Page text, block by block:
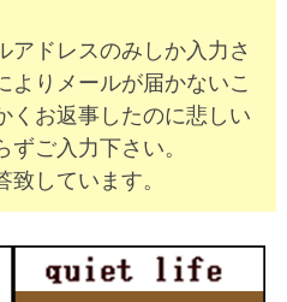
アドレスのみしか入力さ
よりメールが届かないこ
くお返事したのに悲しい
ご入力下さい。
しています。